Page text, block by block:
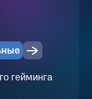
гейминга